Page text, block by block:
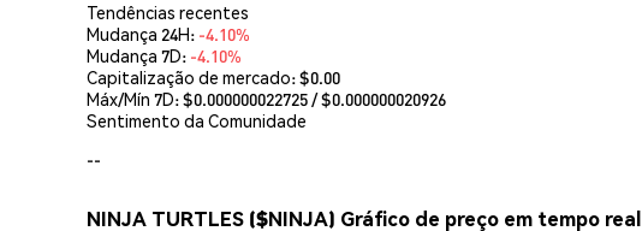
Tendências recentes
Mudança 24H: -4.10%
Mudança 7D: -4.10%
Capitalização de mercado:$0.00
Máx/Mín 7D: $0.000000022725 / $0.000000020926
Sentimento da Comunidade
--
NINJA TURTLES ($NINJA) Gráfico de preço em tempo real